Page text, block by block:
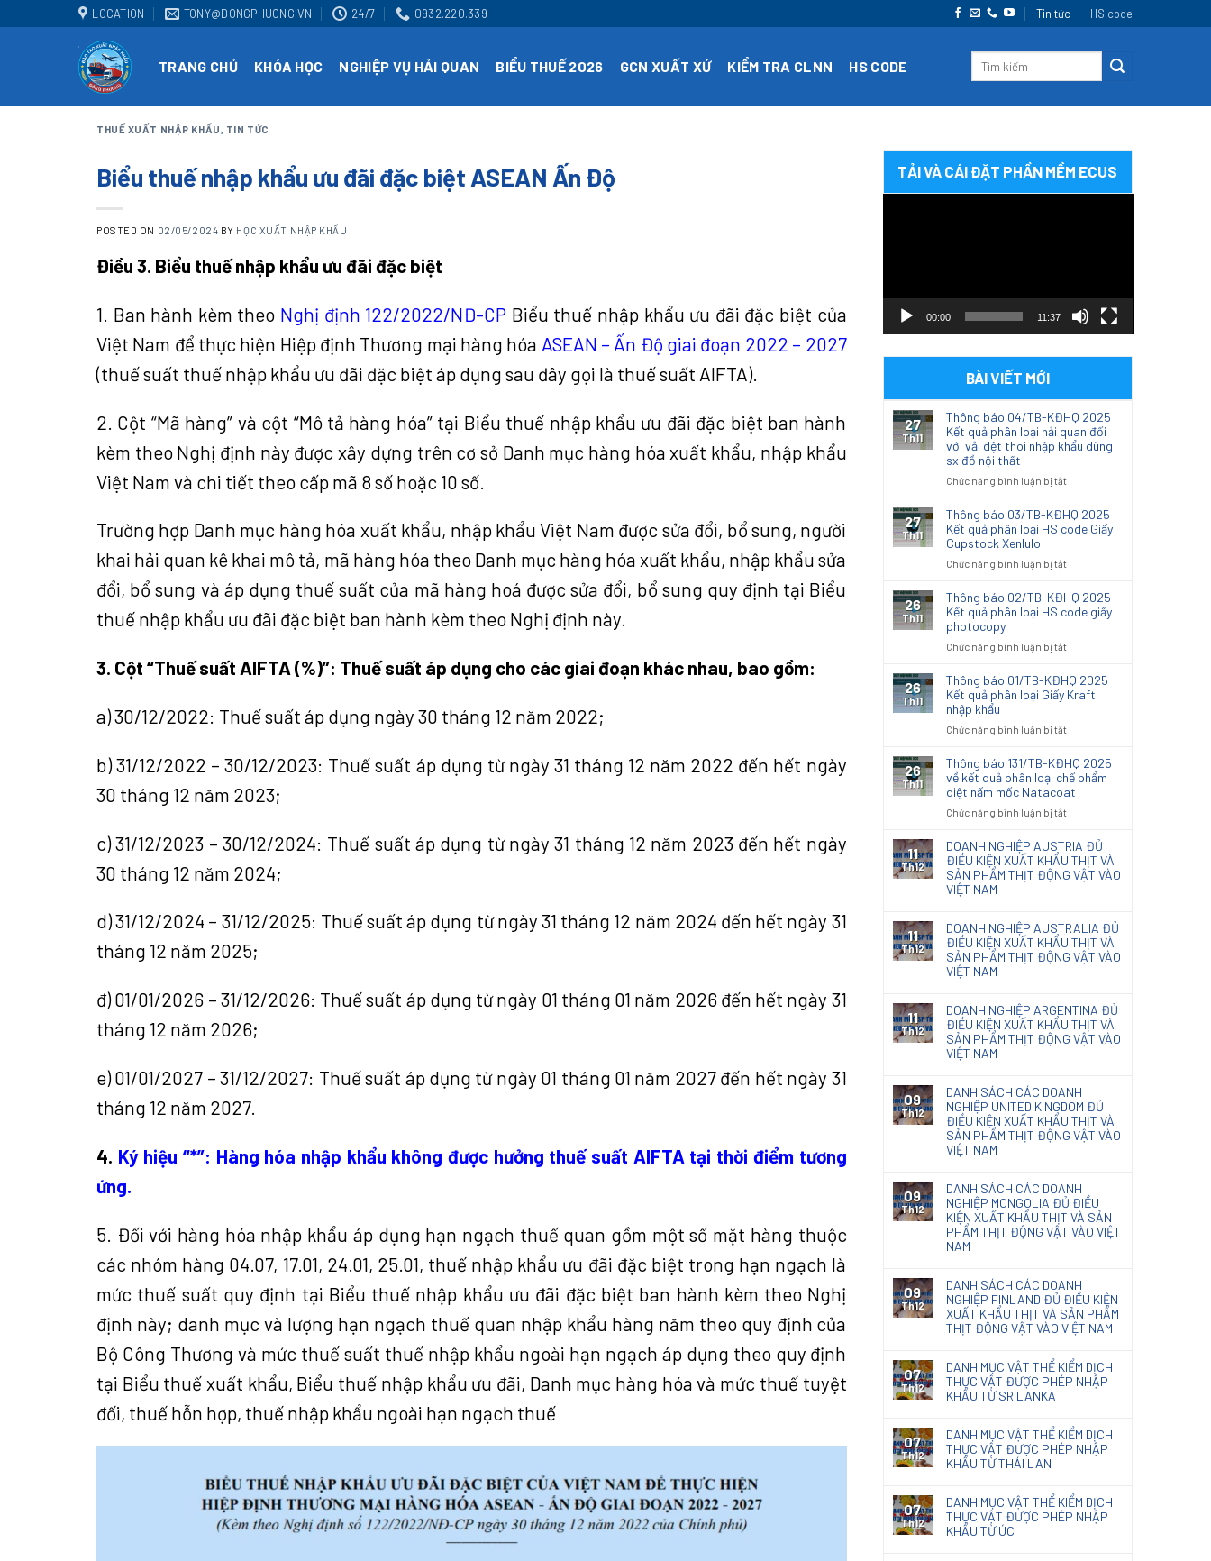
to
LOCATION TONY@DONGPHUONG.VN 24/7 0932.220.339 Tin tức HS code
TRANG CHỦ KHÓA HỌC NGHIỆP VỤ HẢI QUAN BIỂU THUẾ 2026 GCN XUẤT XỨ KIỂM TRA CLNN HS CODE
THUẾ XUẤT NHẬP KHẨU, TIN TỨC
Biểu thuế nhập khẩu ưu đãi đặc biệt ASEAN Ấn Độ
POSTED ON 02/05/2024 BY HỌC XUẤT NHẬP KHẨU
Điều 3. Biểu thuế nhập khẩu ưu đãi đặc biệt
1. Ban hành kèm theo Nghị định 122/2022/NĐ-CP Biểu thuế nhập khẩu ưu đãi đặc biệt của
Việt Nam để thực hiện Hiệp định Thương mại hàng hóa ASEAN – Ấn Độ giai đoạn 2022 – 2027
(thuế suất thuế nhập khẩu ưu đãi đặc biệt áp dụng sau đây gọi là thuế suất AIFTA).
2. Cột “Mã hàng” và cột “Mô tả hàng hóa” tại Biểu thuế nhập khẩu ưu đãi đặc biệt ban hành
kèm theo Nghị định này được xây dựng trên cơ sở Danh mục hàng hóa xuất khẩu, nhập khẩu
Việt Nam và chi tiết theo cấp mã 8 số hoặc 10 số.
Trường hợp Danh mục hàng hóa xuất khẩu, nhập khẩu Việt Nam được sửa đổi, bổ sung, người
khai hải quan kê khai mô tả, mã hàng hóa theo Danh mục hàng hóa xuất khẩu, nhập khẩu sửa
đổi, bổ sung và áp dụng thuế suất của mã hàng hoá được sửa đổi, bổ sung quy định tại Biểu
thuế nhập khẩu ưu đãi đặc biệt ban hành kèm theo Nghị định này.
3. Cột “Thuế suất AIFTA (%)”: Thuế suất áp dụng cho các giai đoạn khác nhau, bao gồm:
a) 30/12/2022: Thuế suất áp dụng ngày 30 tháng 12 năm 2022;
b) 31/12/2022 – 30/12/2023: Thuế suất áp dụng từ ngày 31 tháng 12 năm 2022 đến hết ngày
30 tháng 12 năm 2023;
c) 31/12/2023 – 30/12/2024: Thuế suất áp dụng từ ngày 31 tháng 12 năm 2023 đến hết ngày
30 tháng 12 năm 2024;
d) 31/12/2024 – 31/12/2025: Thuế suất áp dụng từ ngày 31 tháng 12 năm 2024 đến hết ngày 31
tháng 12 năm 2025;
đ) 01/01/2026 – 31/12/2026: Thuế suất áp dụng từ ngày 01 tháng 01 năm 2026 đến hết ngày 31
tháng 12 năm 2026;
e) 01/01/2027 – 31/12/2027: Thuế suất áp dụng từ ngày 01 tháng 01 năm 2027 đến hết ngày 31
tháng 12 năm 2027.
4. Ký hiệu “*”: Hàng hóa nhập khẩu không được hưởng thuế suất AIFTA tại thời điểm tương
ứng.
5. Đối với hàng hóa nhập khẩu áp dụng hạn ngạch thuế quan gồm một số mặt hàng thuộc
các nhóm hàng 04.07, 17.01, 24.01, 25.01, thuế nhập khẩu ưu đãi đặc biệt trong hạn ngạch là
mức thuế suất quy định tại Biểu thuế nhập khẩu ưu đãi đặc biệt ban hành kèm theo Nghị
định này; danh mục và lượng hạn ngạch thuế quan nhập khẩu hàng năm theo quy định của
Bộ Công Thương và mức thuế suất thuế nhập khẩu ngoài hạn ngạch áp dụng theo quy định
tại Biểu thuế xuất khẩu, Biểu thuế nhập khẩu ưu đãi, Danh mục hàng hóa và mức thuế tuyệt
đối, thuế hỗn hợp, thuế nhập khẩu ngoài hạn ngạch thuế
TẢI VÀ CÁI ĐẶT PHẦN MỀM ECUS
00:00 11:37
BÀI VIẾT MỚI
27
Th11
Thông báo 04/TB-KĐHQ 2025
Kết quả phân loại hải quan đối
với vải dệt thoi nhập khẩu dùng
sx đồ nội thất
Chức năng bình luận bị tắtở
báo
04/TB-
phân
loại
quan
với
vải
dùng
sx
nội
27
Th11
Thông báo 03/TB-KĐHQ 2025
Kết quả phân loại HS code Giấy
Cupstock Xenlulo
Chức năng bình luận bị tắtở
báo
03/TB-
phân
loại
code
Cupstock
Xenlulo
26
Th11
Thông báo 02/TB-KĐHQ 2025
Kết quả phân loại HS code giấy
photocopy
Chức năng bình luận bị tắtở
báo
02/TB-
phân
loại
HS
code
photocopy
26
Th11
Thông báo 01/TB-KĐHQ 2025
Kết quả phân loại Giấy Kraft
nhập khẩu
Chức năng bình luận bị tắtở
báo
01/TB-
KĐHQ
phân
loại
Giấy
khẩu
26
Th11
Thông báo 131/TB-KĐHQ 2025
về kết quả phân loại chế phẩm
diệt nấm mốc Natacoat
Chức năng bình luận bị tắtở
báo
131/TB-
KĐHQ
quả
phân
loại
diệt
nấm
mốc
11
Th12
DOANH NGHIỆP AUSTRIA ĐỦ
ĐIỀU KIỆN XUẤT KHẨU THỊT VÀ
SẢN PHẨM THỊT ĐỘNG VẬT VÀO
VIỆT NAM
11
Th12
DOANH NGHIỆP AUSTRALIA ĐỦ
ĐIỀU KIỆN XUẤT KHẨU THỊT VÀ
SẢN PHẨM THỊT ĐỘNG VẬT VÀO
VIỆT NAM
11
Th12
DOANH NGHIỆP ARGENTINA ĐỦ
ĐIỀU KIỆN XUẤT KHẨU THỊT VÀ
SẢN PHẨM THỊT ĐỘNG VẬT VÀO
VIỆT NAM
09
Th12
DANH SÁCH CÁC DOANH
NGHIỆP UNITED KINGDOM ĐỦ
ĐIỀU KIỆN XUẤT KHẨU THỊT VÀ
SẢN PHẨM THỊT ĐỘNG VẬT VÀO
VIỆT NAM
09
Th12
DANH SÁCH CÁC DOANH
NGHIỆP MONGOLIA ĐỦ ĐIỀU
KIỆN XUẤT KHẨU THỊT VÀ SẢN
PHẨM THỊT ĐỘNG VẬT VÀO VIỆT
NAM
09
Th12
DANH SÁCH CÁC DOANH
NGHIỆP FINLAND ĐỦ ĐIỀU KIỆN
XUẤT KHẨU THỊT VÀ SẢN PHẨM
THỊT ĐỘNG VẬT VÀO VIỆT NAM
07
Th12
DANH MỤC VẬT THỂ KIỂM DỊCH
THỰC VẬT ĐƯỢC PHÉP NHẬP
KHẨU TỪ SRILANKA
07
Th12
DANH MỤC VẬT THỂ KIỂM DỊCH
THỰC VẬT ĐƯỢC PHÉP NHẬP
KHẨU TỪ THÁI LAN
07
Th12
DANH MỤC VẬT THỂ KIỂM DỊCH
THỰC VẬT ĐƯỢC PHÉP NHẬP
KHẨU TỪ ÚC